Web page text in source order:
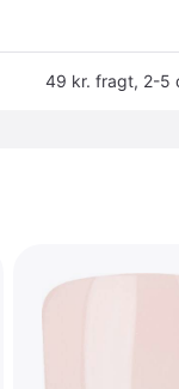
49 kr. fragt, 2-5